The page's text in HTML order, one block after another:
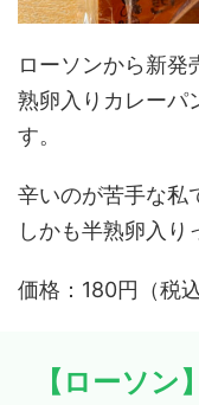
ローソンから新発
熟卵入りカレーパ
す。
辛いのが苦手な私
しかも半熟卵入り
価格：180円（税込
【ローソ